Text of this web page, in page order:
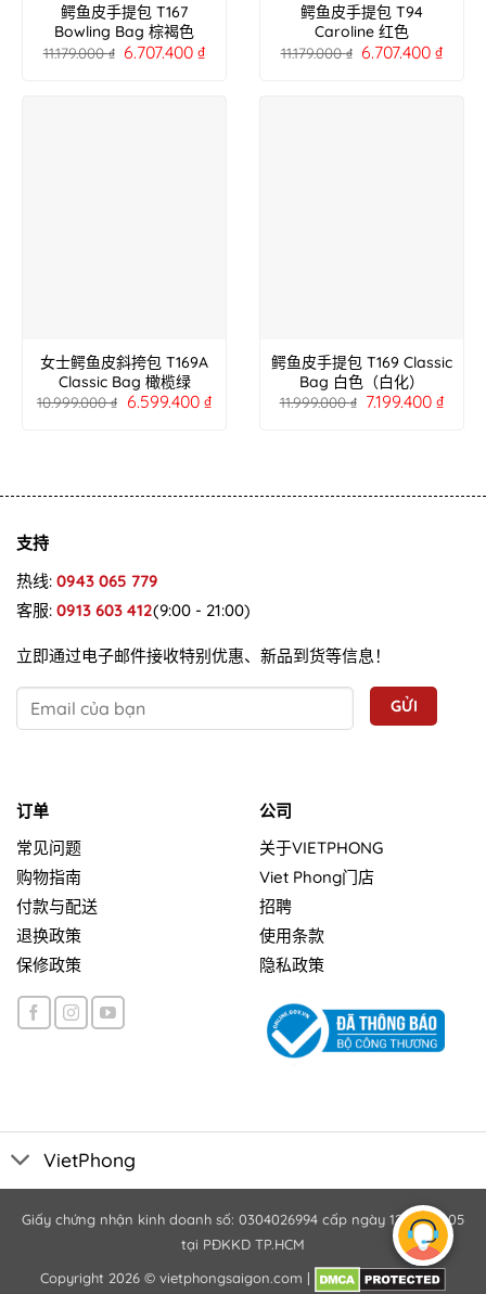
鳄鱼皮手提包 T167
Bowling Bag 棕褐色
11.179.000₫ 6.707.400₫
鳄鱼皮手提包 T94
Caroline 红色
11.179.000₫ 6.707.400₫
女士鳄鱼皮斜挎包 T169A
Classic Bag 橄榄绿
10.999.000₫ 6.599.400 ₫
鳄鱼皮手提包 T169 Classic
Bag 白色（白化）
11.999.000₫ 7.199.400₫
支持
热线: 0943 065 779
客服: 0913 603 412(9:00 - 21:00)
立即通过电子邮件接收特别优惠、新品到货等信息！
订单
常见问题
购物指南
付款与配送
退换政策
保修政策
公司
关于VIETPHONG
Viet Phong门店
招聘
使用条款
隐私政策
VietPhong
Giấy chứng nhận kinh doanh số: 0304026994 cấp ngày 12/10/2005
tại PĐKKD TP.HCM
Copyright 2026 © vietphongsaigon.com |